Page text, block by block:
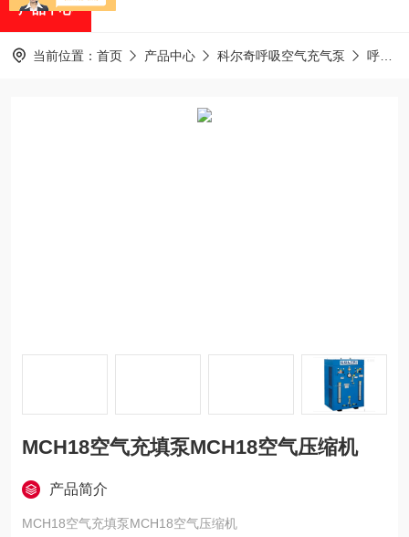
产品中心
当前位置： 首页 产品中心 科尔奇呼吸空气充气泵 呼吸器填充泵
MCH18空气充填泵MCH18空气压缩机
产品简介
MCH18空气充填泵MCH18空气压缩机